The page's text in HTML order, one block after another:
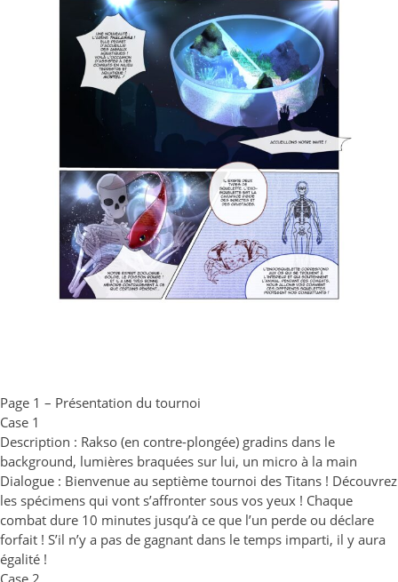
Page 1 – Présentation du tournoi
Case 1
Description : Rakso (en contre-plongée) gradins dans le
background, lumières braquées sur lui, un micro à la main
Dialogue : Bienvenue au septième tournoi des Titans ! Découvrez
les spécimens qui vont s’affronter sous vos yeux ! Chaque
combat dure 10 minutes jusqu’à ce que l’un perde ou déclare
forfait ! S’il n’y a pas de gagnant dans le temps imparti, il y aura
égalité !
Case 2